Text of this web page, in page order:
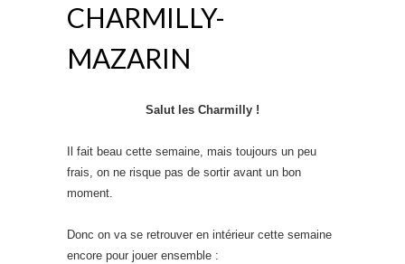
CHARMILLY-
MAZARIN
Salut les Charmilly !
Il fait beau cette semaine, mais toujours un peu
frais, on ne risque pas de sortir avant un bon
moment.
Donc on va se retrouver en intérieur cette semaine
encore pour jouer ensemble :